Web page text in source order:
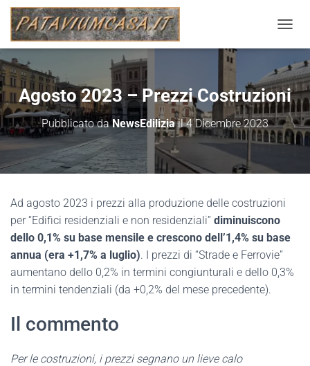
A
I
G
A
Z
I
O
G
Agosto 2023 – Prezzi Costruzioni
Pubblicato daNewsEdiliziail4 Dicembre 2023
Ad agosto 2023 i prezzi alla produzione delle costruzioni
per “Edifici residenziali e non residenziali” diminuiscono
dello 0,1% su base mensile e crescono dell’1,4% su base
annua (era +1,7% a luglio). I prezzi di “Strade e Ferrovie”
aumentano dello 0,2% in termini congiunturali e dello 0,3%
in termini tendenziali (da +0,2% del mese precedente).
Il commento
Per le costruzioni, i prezzi segnano un lieve calo